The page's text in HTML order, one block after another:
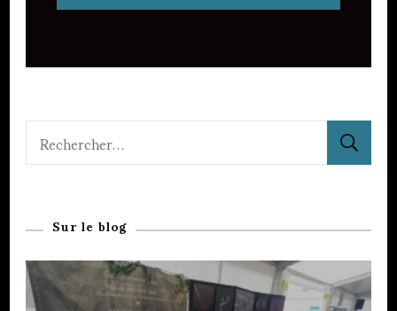
Rechercher :
Sur le blog